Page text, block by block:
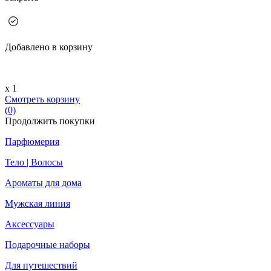
Добавлено в корзину
х 1
Смотреть корзину
(0)
Продолжить покупки
Парфюмерия
Тело | Волосы
Ароматы для дома
Мужская линия
Аксессуары
Подарочные наборы
Для путешествий